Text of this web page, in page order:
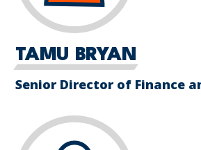
TAMU BRYAN
Senior Director of Finance